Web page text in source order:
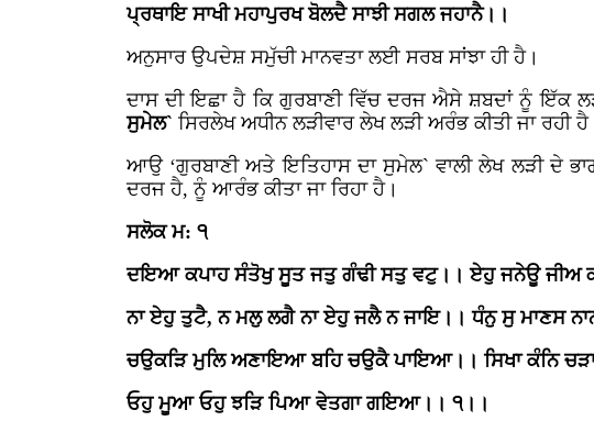
ਪ੍ਰਥਾਇ ਸਾਖੀ ਮਹਾਪੁਰਖ ਬੋਲਦੈ ਸਾਝੀ ਸਗਲ ਜਹਾਨੈ।।
ਅਨੁਸਾਰ ਉਪਦੇਸ਼ ਸਮੁੱਚੀ ਮਾਨਵਤਾ ਲਈ ਸਰਬ ਸਾਂਝਾ ਹੀ ਹੈ।
ਦਾਸ ਦੀ ਇਛਾ ਹੈ ਕਿ ਗੁਰਬਾਣੀ ਵਿੱਚ ਦਰਜ ਐਸੇ ਸ਼ਬਦਾਂ ਨੂੰ ਇੱਕ
ਸੁਮੇਲ` ਸਿਰਲੇਖ ਅਧੀਨ ਲੜੀਵਾਰ ਲੇਖ ਲੜੀ ਅਰੰਭ ਕੀਤੀ ਜਾ ਰਹੀ
ਆਉ ‘ਗੁਰਬਾਣੀ ਅਤੇ ਇਤਿਹਾਸ ਦਾ ਸੁਮੇਲ` ਵਾਲੀ ਲੇਖ ਲੜੀ ਦੇ
ਦਰਜ ਹੈ, ਨੂੰ ਆਰੰਭ ਕੀਤਾ ਜਾ ਰਿਹਾ ਹੈ।
ਸਲੋਕ ਮ: ੧
ਦਇਆ ਕਪਾਹ ਸੰਤੋਖੁ ਸੂਤ ਜਤੁ ਗੰਢੀ ਸਤੁ ਵਟੁ।। ਏਹੁ ਜਨੇਊ ਜੀਅ
ਨਾ ਏਹੁ ਤੁਟੈ, ਨ ਮਲੁ ਲਗੈ ਨਾ ਏਹੁ ਜਲੈ ਨ ਜਾਇ।। ਧੰਨੁ ਸੁ ਮਾਣਸ
ਚਉਕੜਿ ਮੁਲਿ ਅਣਾਇਆ ਬਹਿ ਚਉਕੈ ਪਾਇਆ।। ਸਿਖਾ ਕੰਨਿ
ਓਹੁ ਮੂਆ ਓਹੁ ਝੜਿ ਪਿਆ ਵੇਤਗਾ ਗਇਆ।। ੧।।